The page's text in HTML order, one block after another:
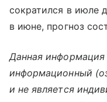
сократился в июле
в июне, прогноз
Данная информация
информационный
и не является